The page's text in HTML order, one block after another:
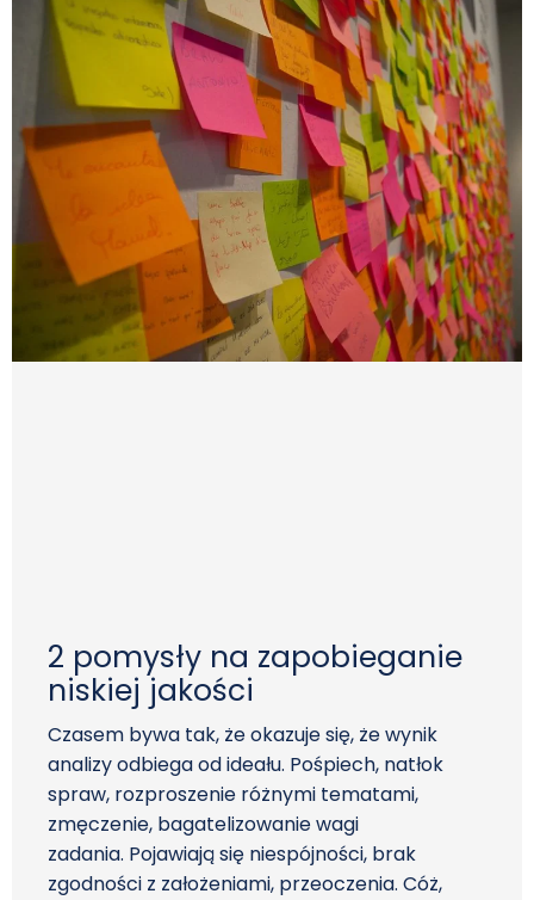
2 pomysły na zapobieganie
niskiej jakości
Czasem bywa tak, że okazuje się, że wynik
analizy odbiega od ideału. Pośpiech, natłok
spraw, rozproszenie różnymi tematami,
zmęczenie, bagatelizowanie wagi
zadania. Pojawiają się niespójności, brak
zgodności z założeniami, przeoczenia. Cóż,